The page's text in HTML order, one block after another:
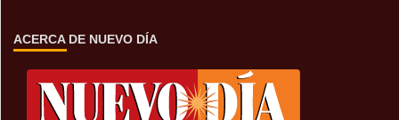
ACERCA DE NUEVO DÍA